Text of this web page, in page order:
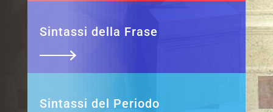
Sintassi della Frase
Sintassi del Periodo